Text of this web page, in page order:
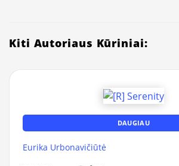
Kiti Autoriaus Kūriniai:
DAUGIAU
Eurika Urbonavičiūtė